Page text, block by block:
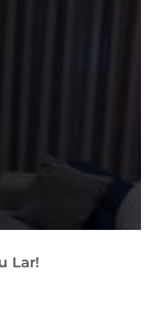
Lar!